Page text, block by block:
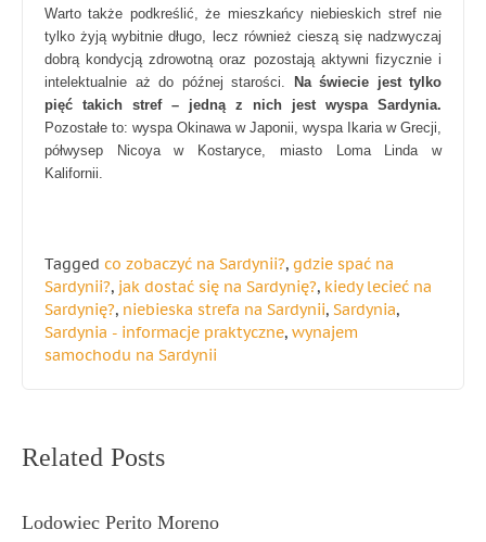
Warto także podkreślić, że mieszkańcy niebieskich stref nie
tylko żyją wybitnie długo, lecz również cieszą się nadzwyczaj
dobrą kondycją zdrowotną oraz pozostają aktywni fizycznie i
intelektualnie aż do późnej starości.
Na świecie jest tylko
pięć takich stref – jedną z nich jest wyspa Sardynia.
Pozostałe to: wyspa Okinawa w Japonii, wyspa Ikaria w Grecji,
półwysep Nicoya w Kostaryce, miasto Loma Linda w
Kalifornii.
Tagged co zobaczyć na Sardynii?, gdzie spać na
Sardynii?, jak dostać się na Sardynię?, kiedy lecieć na
Sardynię?, niebieska strefa na Sardynii, Sardynia,
Sardynia - informacje praktyczne, wynajem
samochodu na Sardynii
Related Posts
Lodowiec Perito Moreno
Nawigacja